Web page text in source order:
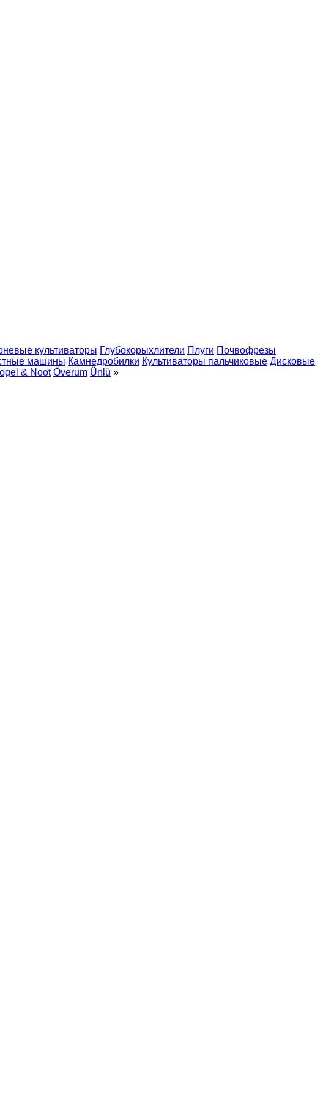
культиваторы Глубокорыхлители Плуги Почвофрезы
машины Камнедробилки Культиваторы пальчиковые Дисковые
& Noot Överum Ünlü »